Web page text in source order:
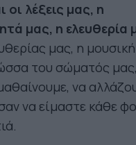
οι λέξεις μας, η
μας, η ελευθερία
μας, η
του σώματός
να
να είμαστε κάθε